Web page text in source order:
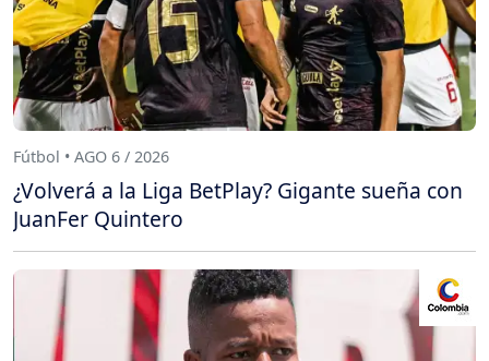
Fútbol • AGO 6 / 2026
¿Volverá a la Liga BetPlay? Gigante sueña con
JuanFer Quintero